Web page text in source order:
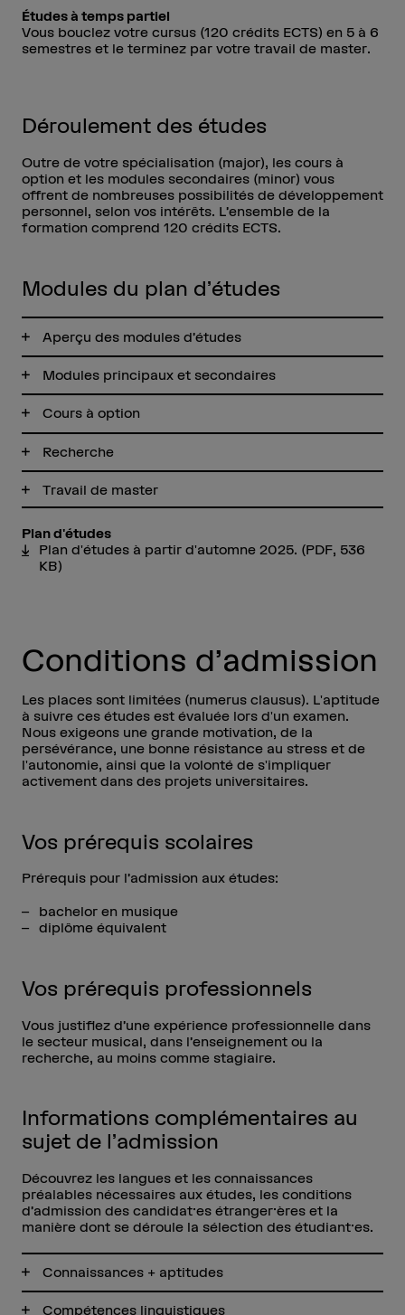
Études à temps partiel
Vous bouclez votre cursus (120 crédits ECTS) en 5 à 6
semestres et le terminez par votre travail de master.
Déroulement des études
Outre de votre spécialisation (major), les cours à
option et les modules secondaires (minor) vous
offrent de nombreuses possibilités de développement
personnel, selon vos intérêts. L’ensemble de la
formation comprend 120 crédits ECTS.
Modules du plan d’études
Aperçu des modules d’études
Modules principaux et secondaires
Cours à option
Recherche
Travail de master
Plan d'études
Plan d'études à partir d'automne 2025. (PDF, 536
KB)
Conditions d’admission
Les places sont limitées (numerus clausus). L'aptitude
à suivre ces études est évaluée lors d'un examen.
Nous exigeons une grande motivation, de la
persévérance, une bonne résistance au stress et de
l'autonomie, ainsi que la volonté de s'impliquer
activement dans des projets universitaires.
Vos prérequis scolaires
Prérequis pour l’admission aux études:
bachelor en musique
diplôme équivalent
Vos prérequis professionnels
Vous justifiez d’une expérience professionnelle dans
le secteur musical, dans l’enseignement ou la
recherche, au moins comme stagiaire.
Informations complémentaires au
sujet de l’admission
Découvrez les langues et les connaissances
préalables nécessaires aux études, les conditions
d’admission des candidat·es étranger·ères et la
manière dont se déroule la sélection des étudiant·es.
Connaissances + aptitudes
Compétences linguistiques